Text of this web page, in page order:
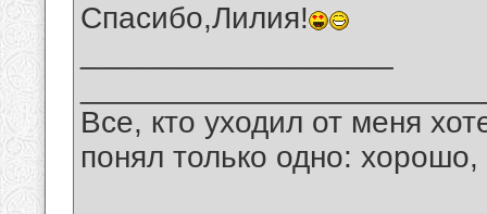
Спасибо,Лилия!
Все, кто уходил от меня
понял только одно: